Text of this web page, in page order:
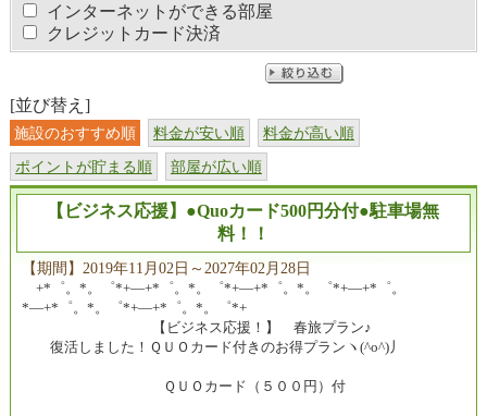
インターネットができる部屋
クレジットカード決済
[並び替え]
施設のおすすめ順 料金が安い順
料金が高い順
ポイントが貯まる順
部屋が広い順
【ビジネス応援】●Quoカード500円分付●駐車場無
料！！
【期間】2019年11月02日～2027年02月28日
+*゜。*。゜*+―+*゜。*。゜*+―+*゜。*。゜*+―+*゜。
*―+*゜。*。゜*+―+*゜。*。゜*+
【ビジネス応援！】 春旅プラン♪
復活しました！ＱＵＯカード付きのお得プランヽ(^o^)丿
ＱＵＯカード（５００円）付